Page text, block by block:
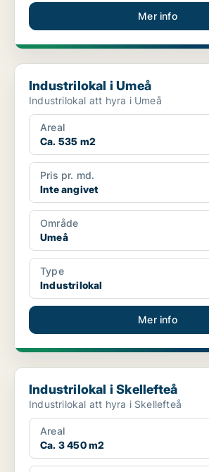
Mer info
Industrilokal i Umeå
Industrilokal i Umeå
Industrilokal att hyra i Umeå
Areal
Ca. 535 m2
Pris pr. md.
Inte angivet
Område
Umeå
Type
Industrilokal
Mer info
Industrilokal i Skellefteå
Industrilokal i Skellefteå
Industrilokal att hyra i Skellefteå
Areal
Ca. 3 450 m2